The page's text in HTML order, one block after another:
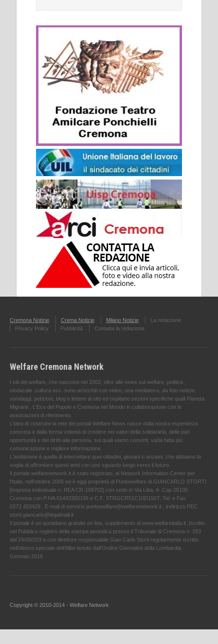
Cremona Notizie Crema Notizie Milano Notizie
La redazione
Privacy Policy
Pubblicità Contatta la redazione
Welfare Cremona Network
I siti del welfare, che nascono nel 2002, oltre alle news sul welfare, politica ,
sindacale ,cultura ecc. sono arricchiti con video, una mediateca, da foto notizie,
sondaggi, petizioni, blog e lettere al sito ed ospitano sezioni specifiche quali Pianeta
Migranti , L'Eco del Popolo e Cremona nel Mondo in collaborazione con le
associazioni di riferimento.
L'idea di costruire la rete dei portali Welfare News nasce dalla nostra esperienza
concreta e dalla ferma volontà di credere nei valori della solidarietà, delle pari
opportunità e dei diritti alla persona, sui quali siamo convinti, vada fatta più
comunicazione e migliore informazione.
L'ambizione è quella di intercettare quei cittadini, giovani o anziani, che abbiamo la
voglia di affrontare questi temi con uno sguardo lungo verso il futuro.
Il portale welfarenetwork.it è stato registrato, al Network Information Center per
l'Italia, nell’ottobre 2005 ed è oggi proprietà di Puntowelfare di GIANCARLO STORTI
[Impresa individuale n. REA CR-188702] con sede in Via Litta, 4- Cap 26100
Cremona con P.IVA 01493300196 e C.F. STRGCR51C10D150T. Tel. e Fax
0372.453429 . E-mail di servizio puntowelfare@welfarenetwork.it ; indirizzo PEC
storti.giancarlo@legalmail.it
Il portale è un quotidiano gratuito on line, supplemento di www.welfareitalia.it ,Iscritto
nel Pubblico registro della stampa periodica presso il Tribunale di Cremona n. 393
dal 24/09/203 e con direttore responsabile Gian Carlo Storti regolarmente iscritto
nell’elenco speciale dell’Albo tenuto dall’Ordine Giornalisti della Lombardia.
Gennaio 2016
Copyright © 2010-2014 - Welfare Network